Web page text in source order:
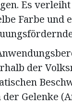
Es verleiht
Farbe und
der
der Gelenke